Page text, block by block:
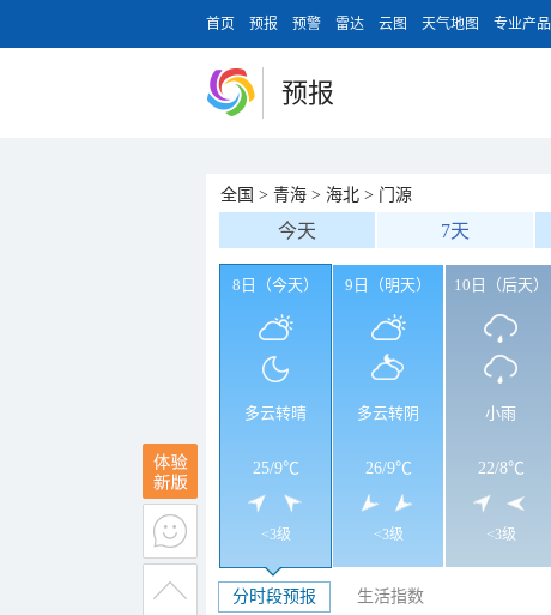
首页 预报 预警 雷达 云图 天气地图 专业产品
预报
全国 > 青海 > 海北 > 门源
今天 7天
8日（今天）
多云转晴
25/9℃
<3级
9日（明天）
多云转阴
26/9℃
<3级
10日（后天）
小雨
22/8℃
<3级
分时段预报 生活指数